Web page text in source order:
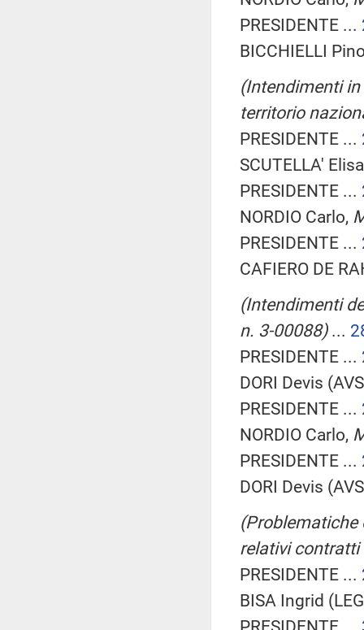
PRESIDENTE ...
BICCHIELLI
(Intendimenti
territorio
PRESIDENTE ...
SCUTELLA'
PRESIDENTE ...
NORDIO Carlo,
PRESIDENTE ...
CAFIERO DE
(Intendimenti
n. 3-00088)...
PRESIDENTE ...
DORI Devis
PRESIDENTE ...
NORDIO Carlo,
PRESIDENTE ...
DORI Devis
(Problematiche
relativi contratti
PRESIDENTE ...
BISA Ingrid